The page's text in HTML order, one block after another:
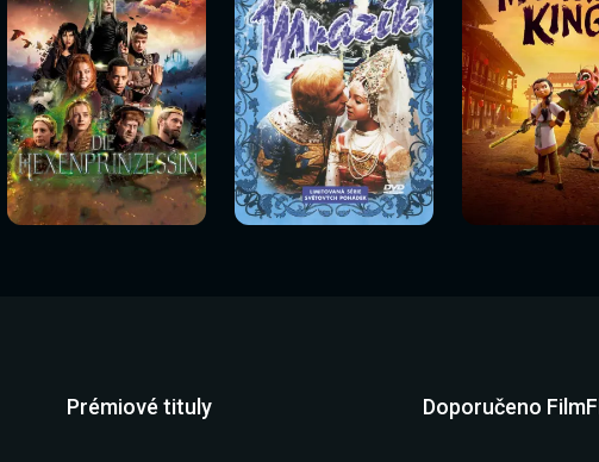
Sledovat
nyní
Sledovat nyní
Sledovat
nyní
Sledovat nyní
Sledovat
Prémiové tituly Doporučeno